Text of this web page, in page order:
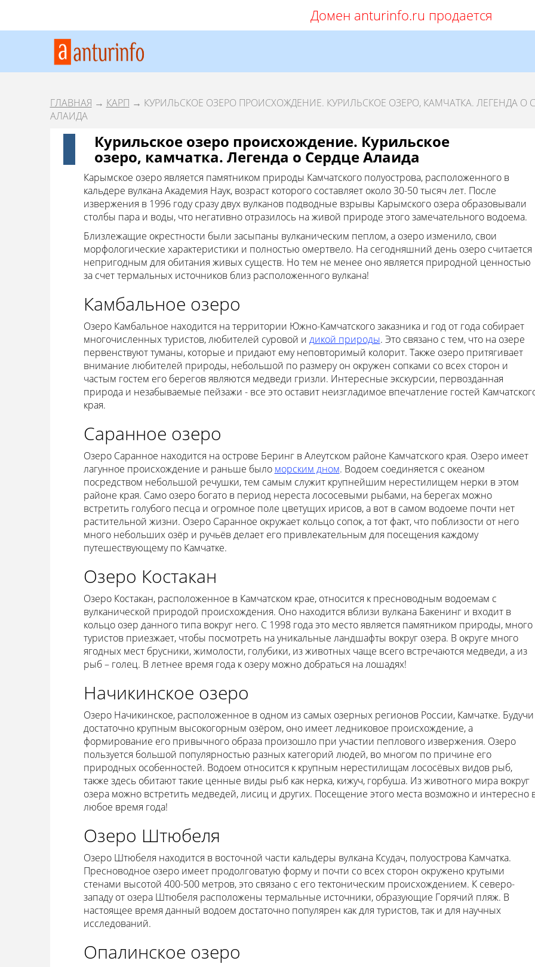
Домен anturinfo.ru продается
ГЛАВНАЯ → КАРП → КУРИЛЬСКОЕ ОЗЕРО ПРОИСХОЖДЕНИЕ. КУРИЛЬСКОЕ ОЗЕРО, КАМЧАТКА. ЛЕГЕНДА О
АЛАИДА
Курильское озеро происхождение. Курильское
озеро, камчатка. Легенда о Сердце Алаида
Карымское озеро является памятником природы Камчатского полуострова, расположенного в
кальдере вулкана Академия Наук, возраст которого составляет около 30-50 тысяч лет. После
извержения в 1996 году сразу двух вулканов подводные взрывы Карымского озера образовывали
столбы пара и воды, что негативно отразилось на живой природе этого замечательного водоема.
Близлежащие окрестности были засыпаны вулканическим пеплом, а озеро изменило, свои
морфологические характеристики и полностью омертвело. На сегодняшний день озеро считается
непригодным для обитания живых существ. Но тем не менее оно является природной ценностью
за счет термальных источников близ расположенного вулкана!
Камбальное озеро
Озеро Камбальное находится на территории Южно-Камчатского заказника и год от года собирает
многочисленных туристов, любителей суровой и дикой природы. Это связано с тем, что на озере
первенствуют туманы, которые и придают ему неповторимый колорит. Также озеро притягивает
внимание любителей природы, небольшой по размеру он окружен сопками со всех сторон и
частым гостем его берегов являются медведи гризли. Интересные экскурсии, первозданная
природа и незабываемые пейзажи - все это оставит неизгладимое впечатление гостей
края.
Саранное озеро
Озеро Саранное находится на острове Беринг в Алеутском районе Камчатского края. Озеро имеет
лагунное происхождение и раньше было морским дном. Водоем соединяется с океаном
посредством небольшой речушки, тем самым служит крупнейшим нерестилищем нерки в этом
районе края. Само озеро богато в период нереста лососевыми рыбами, на берегах можно
встретить голубого песца и огромное поле цветущих ирисов, а вот в самом водоеме почти нет
растительной жизни. Озеро Саранное окружает кольцо сопок, а тот факт, что поблизости от него
много небольших озёр и ручьёв делает его привлекательным для посещения каждому
путешествующему по Камчатке.
Озеро Костакан
Озеро Костакан, расположенное в Камчатском крае, относится к пресноводным водоемам с
вулканической природой происхождения. Оно находится вблизи вулкана Бакенинг и входит в
кольцо озер данного типа вокруг него. С 1998 года это место является памятником природы, много
туристов приезжает, чтобы посмотреть на уникальные ландшафты вокруг озера. В округе много
ягодных мест брусники, жимолости, голубики, из животных чаще всего встречаются медведи, а из
рыб – голец. В летнее время года к озеру можно добраться на лошадях!
Начикинское озеро
Озеро Начикинское, расположенное в одном из самых озерных регионов России, Камчатке. Будучи
достаточно крупным высокогорным озёром, оно имеет ледниковое происхождение, а
формирование его привычного образа произошло при участии пеплового извержения. Озеро
пользуется большой популярностью разных категорий людей, во многом по причине его
природных особенностей. Водоем относится к крупным нерестилищам лососёвых видов рыб,
также здесь обитают такие ценные виды рыб как нерка, кижуч, горбуша. Из животного мира вокруг
озера можно встретить медведей, лисиц и других. Посещение этого места возможно и интересно
любое время года!
Озеро Штюбеля
Озеро Штюбеля находится в восточной части кальдеры вулкана Ксудач, полуострова Камчатка.
Пресноводное озеро имеет продолговатую форму и почти со всех сторон окружено крутыми
стенами высотой 400-500 метров, это связано с его тектоническим происхождением. К северо-
западу от озера Штюбеля расположены термальные источники, образующие Горячий пляж. В
настоящее время данный водоем достаточно популярен как для туристов, так и для научных
исследований.
Опалинское озеро